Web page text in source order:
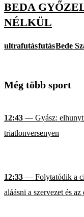
BEDA
NÉLKÜL
ultrafutásfutásBede
Még több sport
12:43 — Gyász: elhunyt
triatlonversenyen
12:33 — Folytatódik a
aláásni a szervezet és